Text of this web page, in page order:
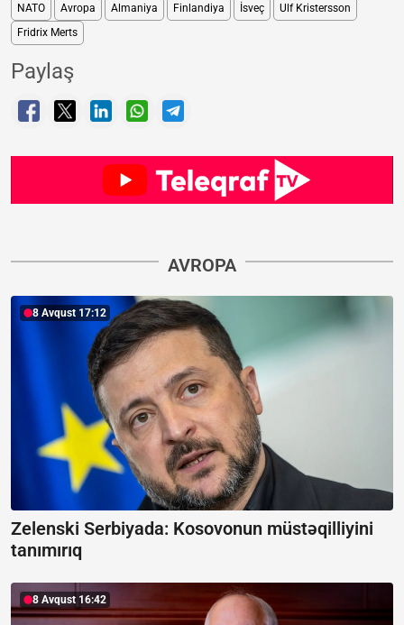
NATO Avropa Almaniya Finlandiya İsveç
Ulf Kristersson
Fridrix Merts
Paylaş
AVROPA
8 Avqust 17:12
Zelenski Serbiyada: Kosovonun müstəqilliyini
tanımırıq
8 Avqust 16:42